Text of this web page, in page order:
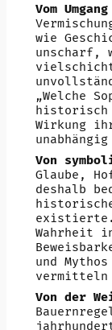
Vom
wie
unscharf,
„Welche
Wirkung
Von
Glaube,
deshalb
Wahrheit
und
vermitteln
Von der